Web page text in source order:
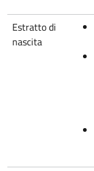
Estratto di
nascita